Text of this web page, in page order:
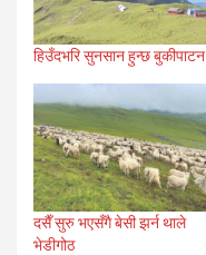
हिउँदभरि सुनसान हुन्छ बुकीपाटन
दसैँ सुरु भएसँगै बेसी झर्न थाले
भेडीगोठ